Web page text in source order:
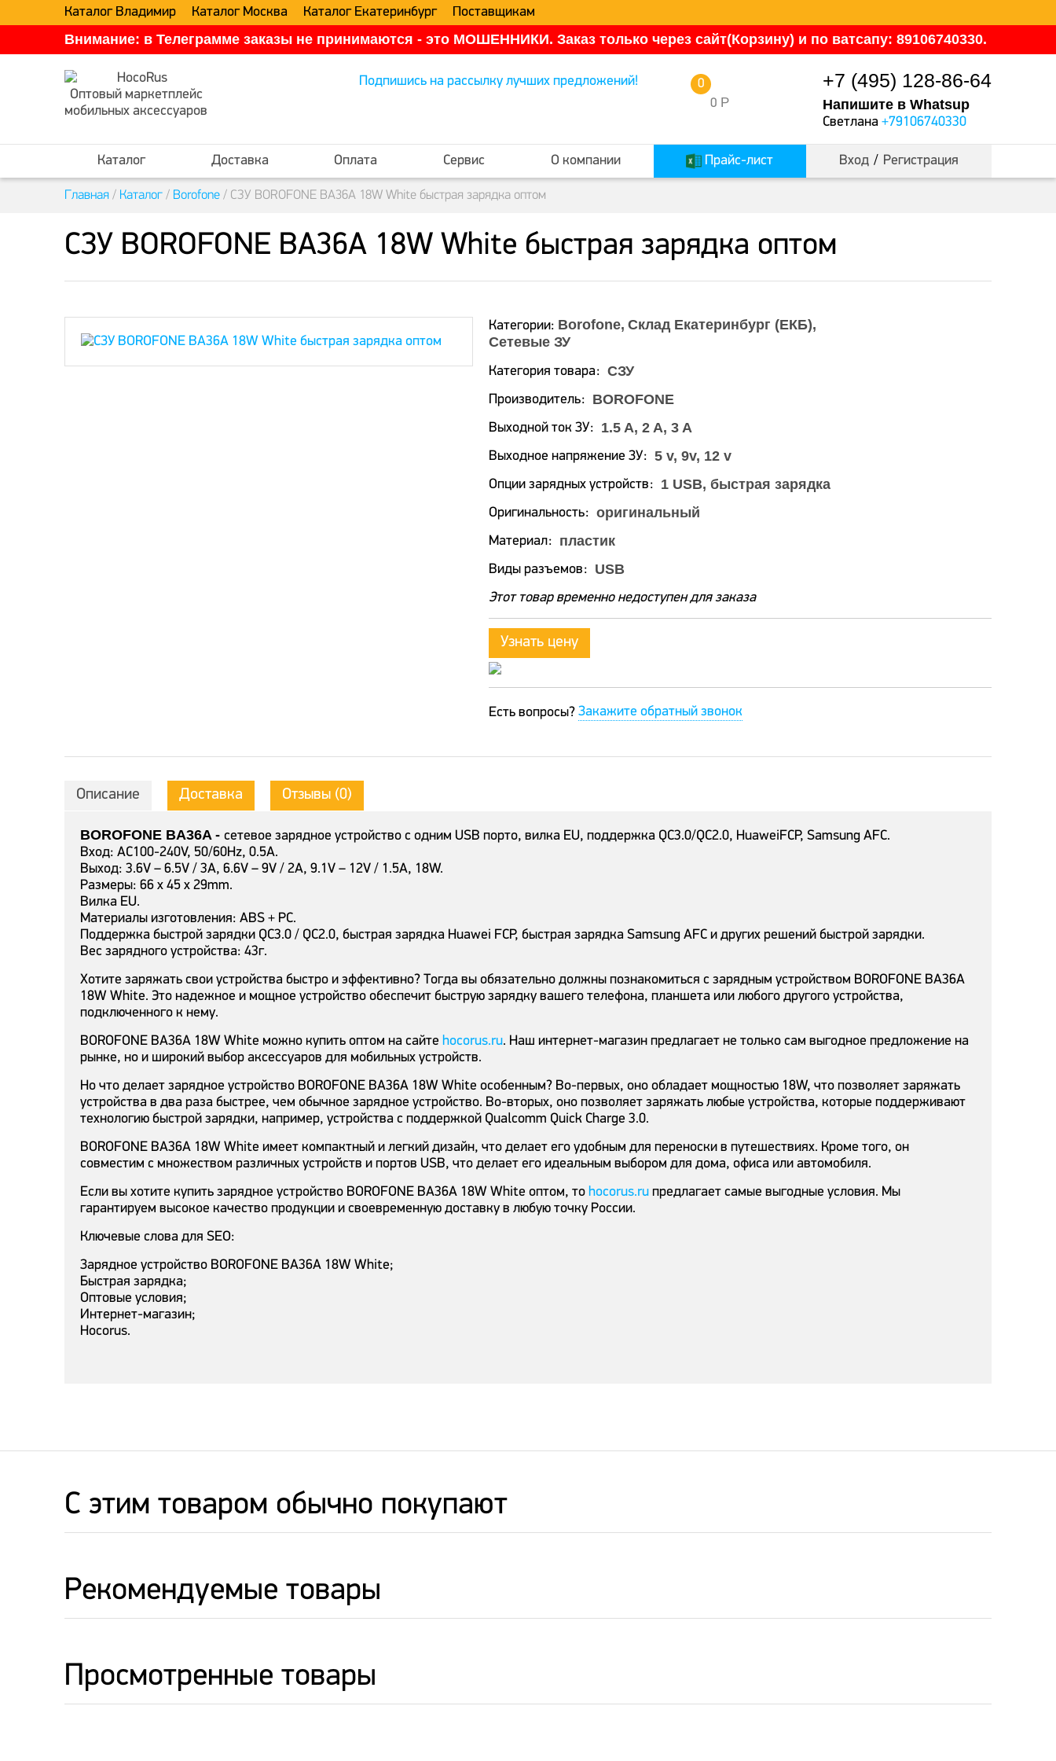
Каталог Владимир Каталог Москва Каталог Екатеринбург Поставщикам
Внимание: в Телеграмме заказы не принимаются - это МОШЕННИКИ. Заказ только через сайт(Корзину) и по ватсапу: 89106740330.
Оптовый маркетплейс
мобильных аксессуаров
Подпишись на рассылку лучших предложений!
0 Р
0 +7 (495) 128-86-64
Напишите в Whatsup
Светлана +79106740330
Каталог Доставка Оплата Сервис О компании Прайс-лист Вход / Регистрация
Главная / Каталог / Borofone / СЗУ BOROFONE BA36A 18W White быстрая зарядка оптом
СЗУ BOROFONE BA36A 18W White быстрая зарядка оптом
Категории: Borofone Склад Екатеринбург (ЕКБ)
Сетевые ЗУ
Категория товара СЗУ
Производитель BOROFONE
Выходной ток ЗУ 1.5 A, 2 A, 3 A
Выходное напряжение ЗУ 5 v, 9v, 12 v
Опции зарядных устройств 1 USB, быстрая зарядка
Оригинальность оригинальный
Материал пластик
Виды разъемов USB
Этот товар временно недоступен для заказа
Узнать цену
Есть вопросы? Закажите обратный звонок
Описание Доставка Отзывы (0)
BOROFONE BA36A - сетевое зарядное устройство с одним USB порто, вилка EU, поддержка QC3.0/QC2.0, HuaweiFCP, Samsung AFC.
Вход: AC100-240V, 50/60Hz, 0.5A.
Выход: 3.6V – 6.5V / 3A, 6.6V – 9V / 2A, 9.1V – 12V / 1.5A, 18W.
Размеры: 66 x 45 x 29mm.
Вилка EU.
Материалы изготовления: ABS + PC.
Поддержка быстрой зарядки QC3.0 / QC2.0, быстрая зарядка Huawei FCP, быстрая зарядка Samsung AFC и других решений быстрой зарядки.
Вес зарядного устройства: 43г.
Хотите заряжать свои устройства быстро и эффективно? Тогда вы обязательно должны познакомиться с зарядным устройством BOROFONE BA36A
18W White. Это надежное и мощное устройство обеспечит быструю зарядку вашего телефона, планшета или любого другого устройства,
подключенного к нему.
BOROFONE BA36A 18W White можно купить оптом на сайте hocorus.ru. Наш интернет-магазин предлагает не только сам выгодное предложение на
рынке, но и широкий выбор аксессуаров для мобильных устройств.
Но что делает зарядное устройство BOROFONE BA36A 18W White особенным? Во-первых, оно обладает мощностью 18W, что позволяет заряжать
устройства в два раза быстрее, чем обычное зарядное устройство. Во-вторых, оно позволяет заряжать любые устройства, которые поддерживают
технологию быстрой зарядки, например, устройства с поддержкой Qualcomm Quick Charge 3.0.
BOROFONE BA36A 18W White имеет компактный и легкий дизайн, что делает его удобным для переноски в путешествиях. Кроме того, он
совместим с множеством различных устройств и портов USB, что делает его идеальным выбором для дома, офиса или автомобиля.
Если вы хотите купить зарядное устройство BOROFONE BA36A 18W White оптом, то hocorus.ru предлагает самые выгодные условия. Мы
гарантируем высокое качество продукции и своевременную доставку в любую точку России.
Ключевые слова для SEO:
Зарядное устройство BOROFONE BA36A 18W White;
Быстрая зарядка;
Оптовые условия;
Интернет-магазин;
Hocorus.
C этим товаром обычно покупают
Рекомендуемые товары
Просмотренные товары